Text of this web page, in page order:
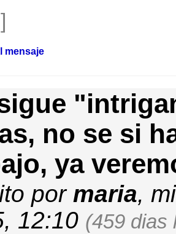
mensaje
no se si
ya
por maria,
12:10 (459 dias